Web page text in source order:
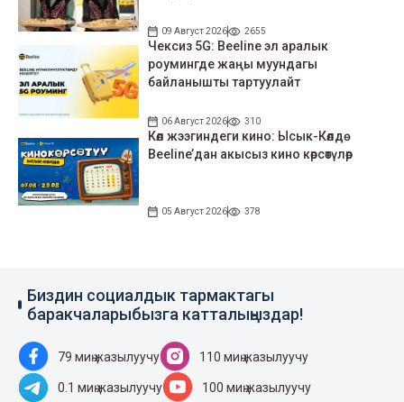
09 Август 2026 2655
Чексиз 5G: Beeline эл аралык
роумингде жаңы муундагы
байланышты тартуулайт
06 Август 2026 310
Көл жээгиндеги кино: Ысык-Көлдө
Beeline’дан акысыз кино көрсөтүлөр
05 Август 2026 378
Биздин социалдык тармактагы
баракчаларыбызга катталыңыздар!
79 миң жазылуучу 110 миң жазылуучу
0.1 миң жазылуучу 100 миң жазылуучу